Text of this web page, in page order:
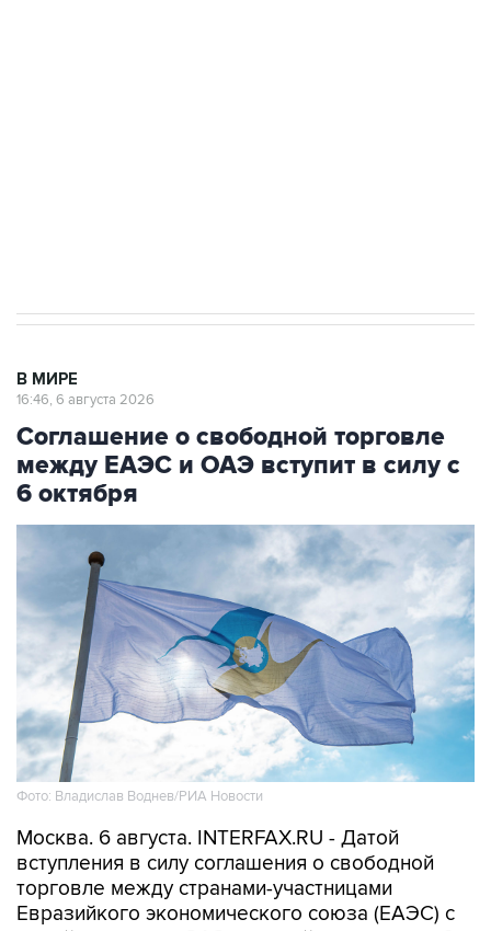
В МИРЕ
16:46, 6 августа 2026
Соглашение о свободной торговле
между ЕАЭС и ОАЭ вступит в силу с
6 октября
Фото: Владислав Воднев/РИА Новости
Москва. 6 августа. INTERFAX.RU - Датой
вступления в силу соглашения о свободной
торговле между странами-участницами
Евразийкого экономического союза (ЕАЭС) с